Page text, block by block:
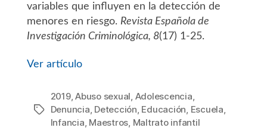
variables que influyen en la detección de
menores en riesgo. Revista Española de
Investigación Criminológica, 8(17) 1-25.
Ver artículo
Etiquetas
2019,Abuso sexual, Adolescencia,
Denuncia, Detección, Educación, Escuela,
Infancia, Maestros, Maltrato infantil